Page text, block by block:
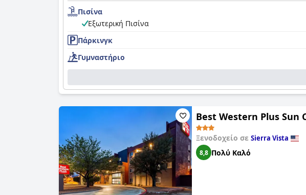
Πισίνα
Εξωτερική Πισίνα
Πάρκινγκ
Γυμναστήριο
Best Western Plus Sun
Ξενοδοχείο σε Sierra Vista
8,8 Πολύ Καλό